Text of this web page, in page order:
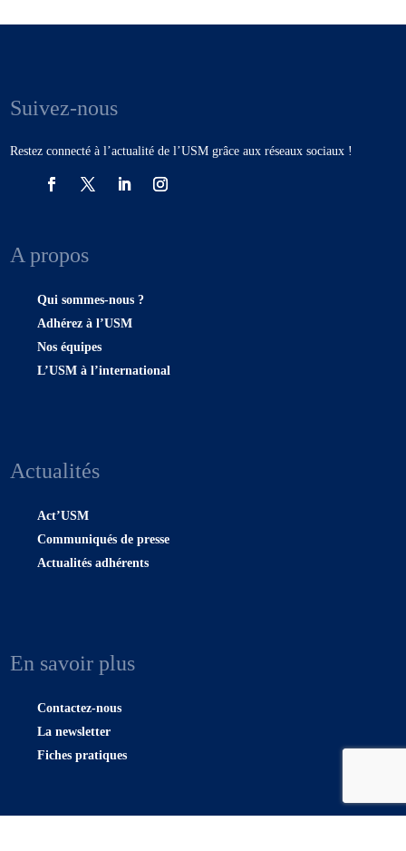
Suivez-nous
Restez connecté à l’actualité de l’USM grâce aux réseaux sociaux !
A propos
Qui sommes-nous ?
Adhérez à l’USM
Nos équipes
L’USM à l’international
Actualités
Act’USM
Communiqués de presse
Actualités adhérents
En savoir plus
Contactez-nous
La newsletter
Fiches pratiques